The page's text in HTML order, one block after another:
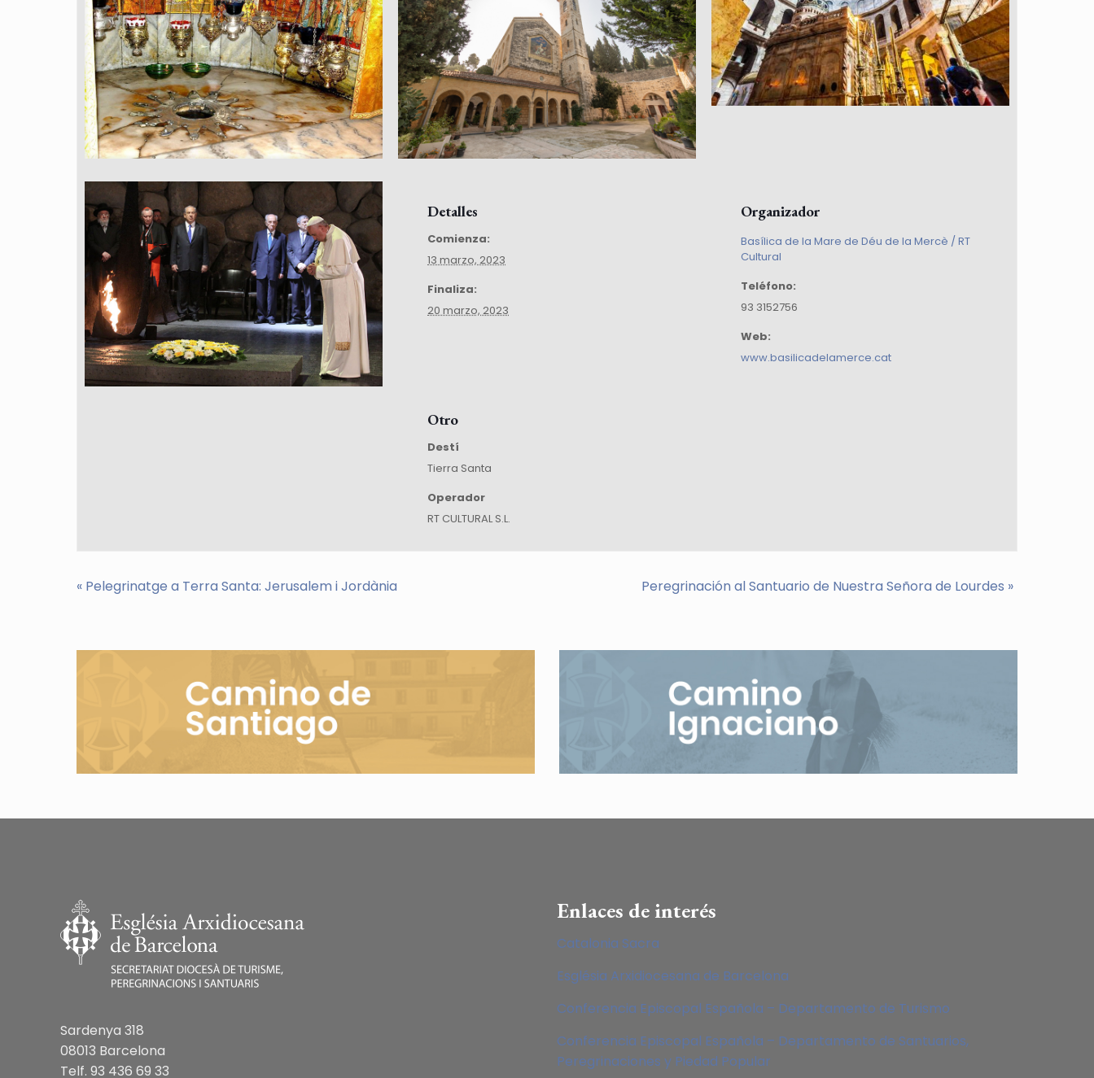
Detalles
Comienza:
13 marzo, 2023
Finaliza:
20 marzo, 2023
Organizador
Basílica de la Mare de Déu de la Mercè / RT
Cultural
Teléfono:
93 3152756
Web:
www.basilicadelamerce.cat
Otro
Destí
Tierra Santa
Operador
RT CULTURAL S.L.
« Pelegrinatge a Terra Santa: Jerusalem i Jordània Peregrinación al Santuario de Nuestra Señora de Lourdes »
Sardenya 318
08013 Barcelona
Telf. 93 436 69 33
Enlaces de interés
Catalonia Sacra
Església Arxidiocesana de Barcelona
Conferencia Episcopal Española – Departamento de Turismo
Conferencia Episcopal Española – Departamento de Santuarios,
Peregrinaciones y Piedad Popular